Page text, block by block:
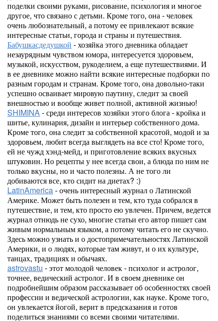
поделки своими руками, рисование, психология и многое
другое, что связано с детьми. Кроме того, она - человек
очень любознательный, а потому ее привлекают всякие
интересные статьи, города и страны и путешествия.
Бабушкасдедушкой - хозяйка этого дневника обладает
незаурядным чувством юмора, интересуется здоровьем,
музыкой, искусством, рукоделием, а еще путешествиями. И
в ее дневнике можно найти всякие интересные подборки по
разным городам и странам. Кроме того, она довольно-таки
успешно осваивает мировую паутину, следит за своей
внешностью и вообще живет полной, активной жизнью!
SHIMINA- среди интересов хозяйки этого блога - кройка и
шитье, кулинария, дизайн и интерьер собственного дома.
Кроме того, она следит за собственной красотой, модой и за
здоровьем, любит всегда выглядеть на все сто! Кроме того,
ей не чужд хэнд-мейд, и приготовление всяких вкусных
штуковин. Но рецепты у нее всегда свои, а блюда по ним не
только вкусны, но и часто полезны. А не того ли
добиваются все, кто сидит на диетах? :)
LatinAmerica- очень интересный журнал о Латинской
Америке. Может быть полезен и тем, кто туда собрался в
путешествие, и тем, кто просто ею увлечен. Причем, ведется
журнал отнюдь не сухо, многие статьи его автор пишет сам
живым нормальным языком, а потому читать его не скучно.
Здесь можно узнать и о достопримечательностях Латинской
Америки, и о людях, которые там живут, и о их культуре,
танцах, традициях и обычаях.
astrovastu - этот молодой человек - психолог и астролог,
точнее, ведический астролог. И в своем дневнике он
подробнейшим образом рассказывает об особенностях своей
профессии и ведической астрологии, как науке. Кроме того,
он увлекается йогой, верит в предсказания и готов
поделиться знаниями со всеми своими читателями.